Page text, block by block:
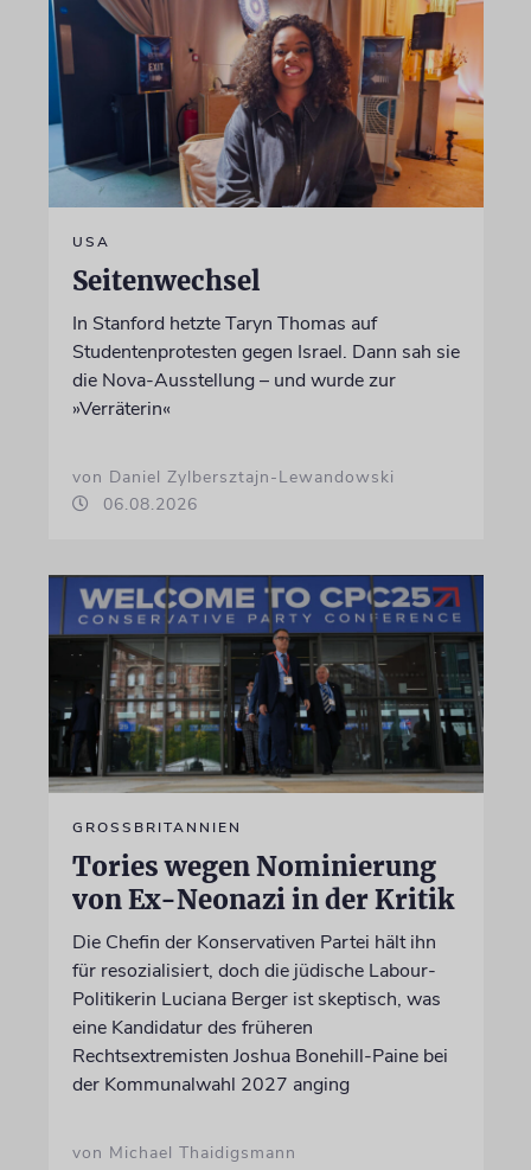
USA
Seitenwechsel
In Stanford hetzte Taryn Thomas auf
Studentenprotesten gegen Israel. Dann sah sie
die Nova-Ausstellung – und wurde zur
»Verräterin«
von Daniel Zylbersztajn-Lewandowski
06.08.2026
GROSSBRITANNIEN
Tories wegen Nominierung
von Ex-Neonazi in der Kritik
Die Chefin der Konservativen Partei hält ihn
für resozialisiert, doch die jüdische Labour-
Politikerin Luciana Berger ist skeptisch, was
eine Kandidatur des früheren
Rechtsextremisten Joshua Bonehill-Paine bei
der Kommunalwahl 2027 anging
von Michael Thaidigsmann